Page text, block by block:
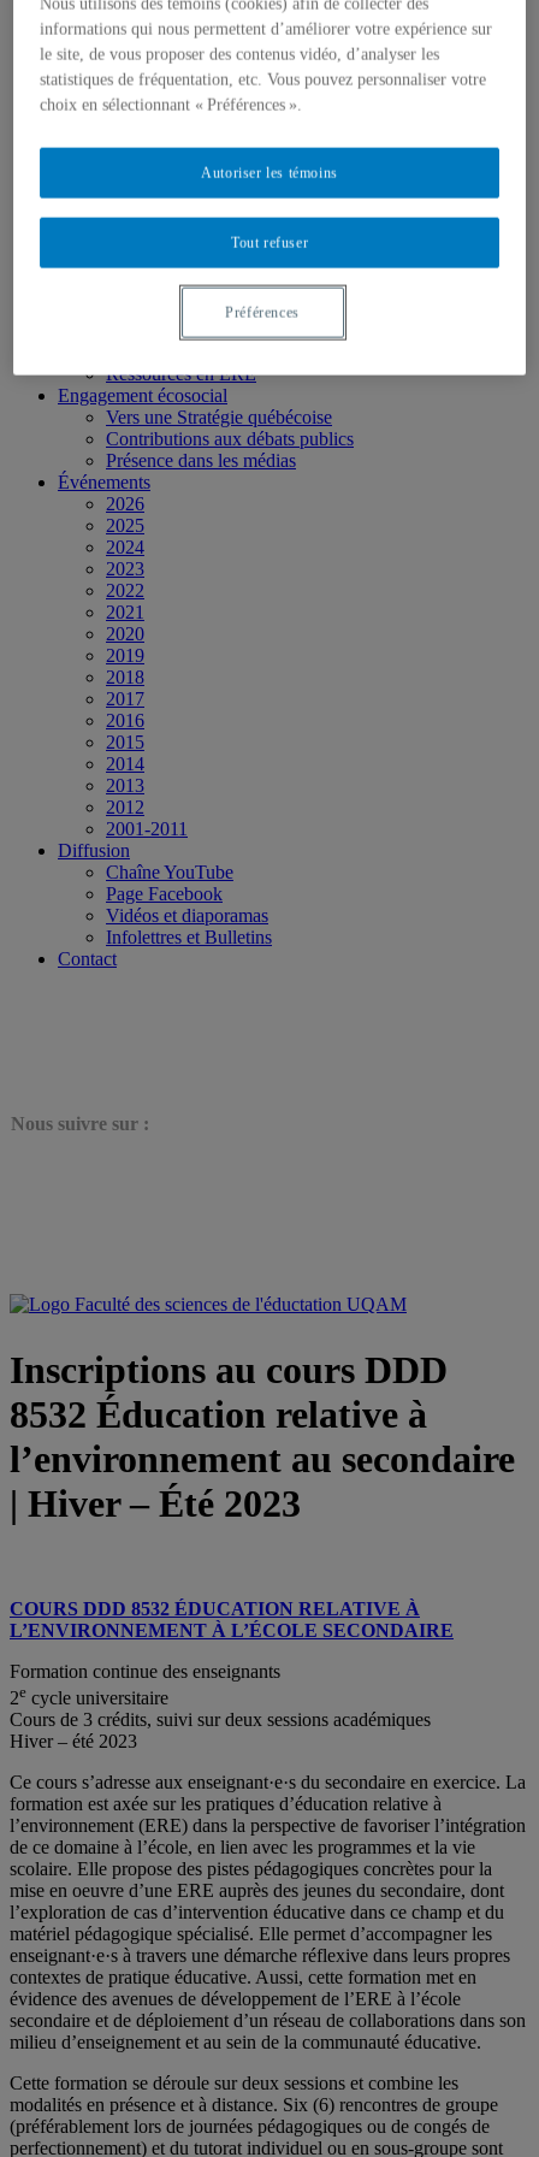
Personnel
Activités socio-scientifiques
Axes de recherche
1) Écocitoyenneté et justice
2) Prismes socioculturels
3) Art et créativité
Projets fondateurs et passés
Publications
Revue ERE
Publications des membres
Publications du Centr’ERE
Thèses et mémoires
Ressources en ERE
Engagement écosocial
Vers une Stratégie québécoise
Contributions aux débats publics
Présence dans les médias
Événements
2026
2025
2024
2023
2022
2021
2020
2019
2018
2017
2016
2015
2014
2013
2012
2001-2011
Diffusion
Chaîne YouTube
Page Facebook
Vidéos et diaporamas
Infolettres et Bulletins
Contact
Nous suivre sur :
Inscriptions au cours DDD
8532 Éducation relative à
l’environnement au secondaire
| Hiver – Été 2023
COURS DDD 8532 ÉDUCATION RELATIVE À
L’ENVIRONNEMENT À L’ÉCOLE SECONDAIRE
Formation continue des enseignants
2e cycle universitaire
Cours de 3 crédits, suivi sur deux sessions académiques
Hiver – été 2023
Ce cours s’adresse aux enseignant·e·s du secondaire en exercice. La
formation est axée sur les pratiques d’éducation relative à
l’environnement (ERE) dans la perspective de favoriser l’intégration
de ce domaine à l’école, en lien avec les programmes et la vie
scolaire. Elle propose des pistes pédagogiques concrètes pour la
mise en oeuvre d’une ERE auprès des jeunes du secondaire, dont
l’exploration de cas d’intervention éducative dans ce champ et du
matériel pédagogique spécialisé. Elle permet d’accompagner les
enseignant·e·s à travers une démarche réflexive dans leurs propres
contextes de pratique éducative. Aussi, cette formation met en
évidence des avenues de développement de l’ERE à l’école
secondaire et de déploiement d’un réseau de collaborations dans son
milieu d’enseignement et au sein de la communauté éducative.
Cette formation se déroule sur deux sessions et combine les
modalités en présence et à distance. Six (6) rencontres de groupe
(préférablement lors de journées pédagogiques ou de congés de
perfectionnement) et du tutorat individuel ou en sous-groupe sont
informations qui nous permettent d’améliorer votre expérience sur
le site, de vous proposer des contenus vidéo, d’analyser les
statistiques de fréquentation, etc. Vous pouvez personnaliser votre
choix en sélectionnant « Préférences ».
Tout refuser
Autoriser les témoins
Préférences